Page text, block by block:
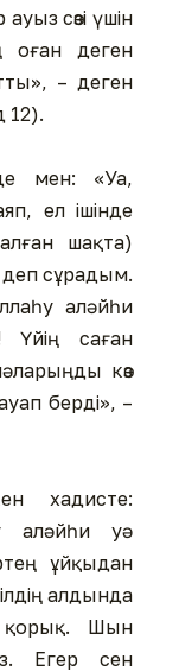
сөзі үшін
оған деген
– деген
12).
мен: «Уа,
ел ішінде
шақта)
сұрадым.
аләйһи
Үйің саған
көз
берді», –
хадисте:
аләйһи уә
ұйқыдан
алдында
қорық. Шын
Егер сен